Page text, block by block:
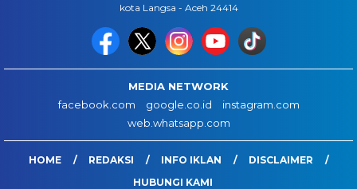
kota Langsa - Aceh 24414
MEDIA NETWORK
facebook.com
google.co.id
instagram.com
web.whatsapp.com
HOME REDAKSI INFO IKLAN
DISCLAIMER
HUBUNGI KAMI